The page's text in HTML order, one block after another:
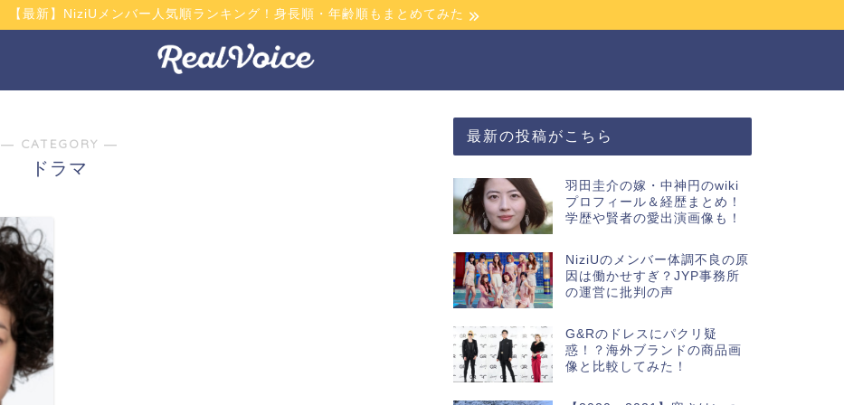
【最新】NiziUメンバー人気順ランキング！身長順・年齢順もまとめてみた
― CATEGORY ―
ドラマ
最新の投稿がこちら
羽田圭介の嫁・中神円のwiki
プロフィール＆経歴まとめ！
学歴や賢者の愛出演画像も！
NiziUのメンバー体調不良の原
因は働かせすぎ？JYP事務所
の運営に批判の声
G&Rのドレスにパクリ疑
惑！？海外ブランドの商品画
像と比較してみた！